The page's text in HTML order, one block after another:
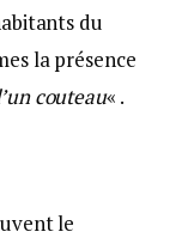
du
la présence
couteau« .
le